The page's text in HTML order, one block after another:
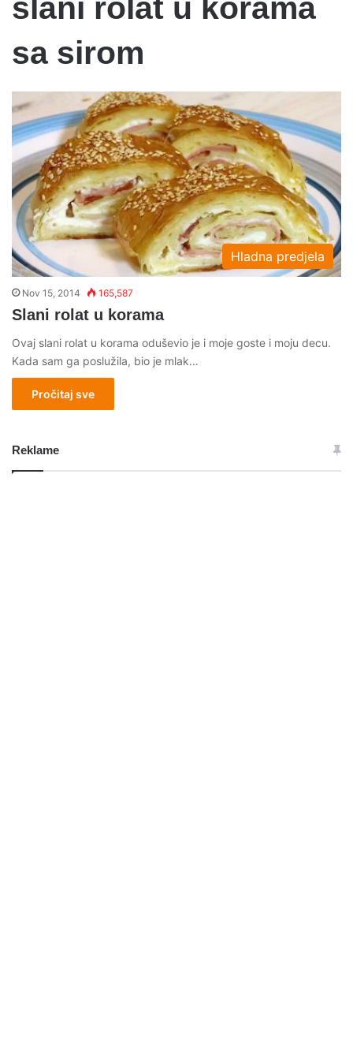
slani rolat u korama
sa sirom
Hladna predjela
Nov 15, 2014 165,587
Slani rolat u korama
Ovaj slani rolat u korama oduševio je i moje goste i moju decu.
Kada sam ga poslužila, bio je mlak…
Pročitaj sve
Reklame